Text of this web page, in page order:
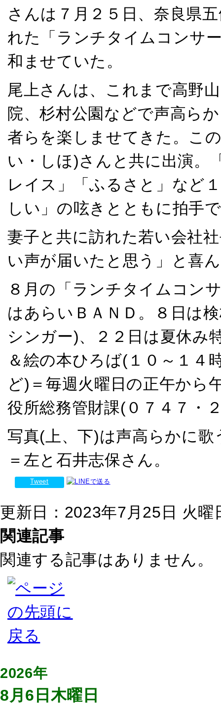
さんは７月２５日、奈良県
れた「ランチタイムコンサ
和ませていた。
尾上さんは、これまで高野
院、杉村公園などで声高ら
者らを楽しませてきた。こ
い・しほ)さんと共に出演。
レイス」「ふるさと」など
しい」の呟きとともに拍手
妻子と共に訪れた若い会社
い声が届いたと思う」と喜
８月の「ランチタイムコン
はあらいＢＡＮＤ。８日は
シンガー)、２２日は夏休み
＆絵の本ひろば(１０～１４
ど)＝毎週火曜日の正午から
役所総務管財課(０７４７・
写真(上、下)は声高らかに
＝左と石井志保さん。
Tweet
更新日：2023年7月25日 火曜
関連記事
関連する記事はありません。
2026年
8月6日木曜日